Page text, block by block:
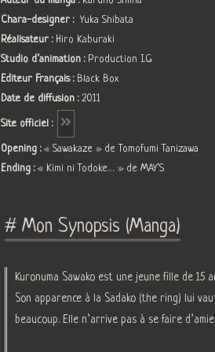
Chara-designer : Yuka Shibata
Réalisateur : Hiro Kaburaki
Studio d’animation : Production I.G
Editeur Français : Black Box
Date de diffusion :2011
Site officiel :
Opening :« Sawakaze » de Tomofumi Tanizawa
Ending :« Kimi ni Todoke… » de MAY’S
# Mon Synopsis (Manga)
Kuronuma Sawako est une jeune fille de 15
Son apparence à la Sadako (the ring) lui
beaucoup. Elle n’arrive pas à se faire